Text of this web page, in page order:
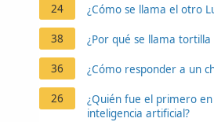
24 ¿Cómo se llama el otro
38 ¿Por qué se llama tortilla
36 ¿Cómo responder a un
26
¿Quién fue el primero
inteligencia artificial?